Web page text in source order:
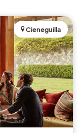
Cieneguilla